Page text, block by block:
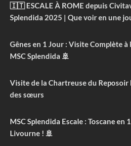
🇮🇹 ESCALE À ROME depuis
Splendida 2025 | Que voir en une
Gênes en 1 Jour : Visite Complète
MSC Splendida 🚢
Visite de la Chartreuse du Reposoir
des sœurs
MSC Splendida Escale : Toscane en
Livourne ! 🚢